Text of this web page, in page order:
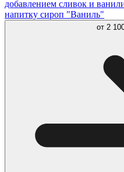
добавлением сливок и
напитку сироп "Ваниль"
от 2